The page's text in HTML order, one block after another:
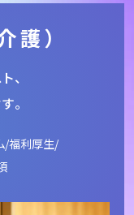
護）
、
。
/福利厚生/